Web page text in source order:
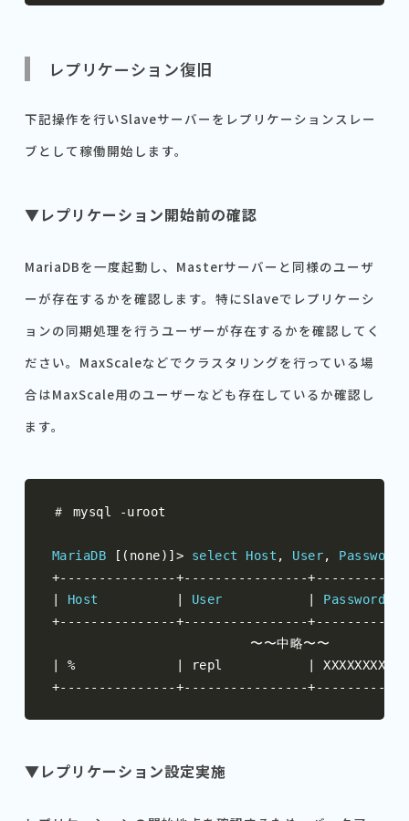
レプリケーション復旧
下記操作を行いSlaveサーバーをレプリケーションスレー
ブとして稼働開始します。
▼レプリケーション開始前の確認
MariaDBを一度起動し、Masterサーバーと同様のユーザ
ーが存在するかを確認します。特にSlaveでレプリケーシ
ョンの同期処理を行うユーザーが存在するかを確認してく
ださい。MaxScaleなどでクラスタリングを行っている場
合はMaxScale用のユーザーなども存在しているか確認し
ます。
＃ mysql -uroot
MariaDB [( none)]> select Host , User, Password
+---------------+----------------
Host User
Password
+---------------+----------------
〜〜中略〜〜
% repl
+---------------+----------------
▼レプリケーション設定実施